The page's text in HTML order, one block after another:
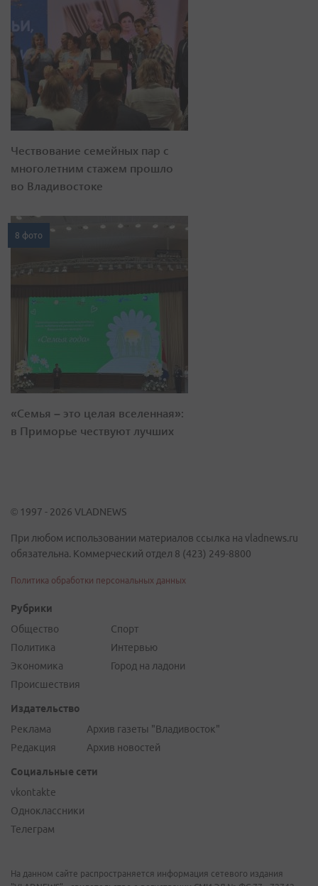
Чествование семейных пар с
многолетним стажем прошло
во Владивостоке
8 фото
«Семья – это целая вселенная»:
в Приморье чествуют лучших
© 1997 - 2026 VLADNEWS
При любом использовании материалов ссылка на vladnews.ru
обязательна. Коммерческий отдел 8 (423) 249-8800
Политика обработки персональных данных
Рубрики
Общество
Политика
Экономика
Происшествия
Спорт
Интервью
Город на ладони
Издательство
Реклама
Редакция
Архив газеты "Владивосток"
Архив новостей
Социальные сети
vkontakte
Одноклассники
Телеграм
На данном сайте распространяется информация сетевого издания